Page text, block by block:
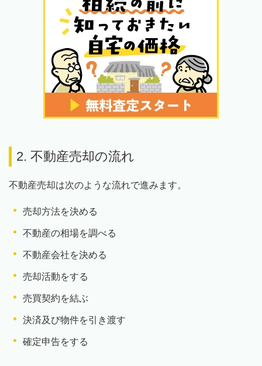
2. 不動産売却の流れ
不動産売却は次のような流れで進みます。
売却方法を決める
不動産の相場を調べる
不動産会社を決める
売却活動をする
売買契約を結ぶ
決済及び物件を引き渡す
確定申告をする